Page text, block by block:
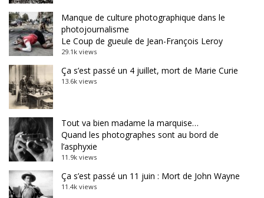
Manque de culture photographique dans le
photojournalisme
Le Coup de gueule de Jean-François Leroy
29.1k views
Ça s’est passé un 4 juillet, mort de Marie Curie
13.6k views
Tout va bien madame la marquise…
Quand les photographes sont au bord de
l’asphyxie
11.9k views
Ça s’est passé un 11 juin : Mort de John Wayne
11.4k views